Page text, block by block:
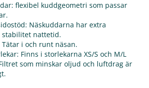
flexibel kuddgeometri som passar
Näskuddarna har extra
stabilitet nattetid.
Tätar i och runt näsan.
Finns i storlekarna XS/S och M/L
som minskar oljud och luftdrag är